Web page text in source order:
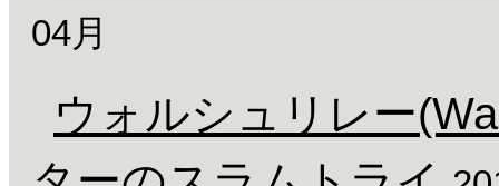
04月
ウォルシュリレー